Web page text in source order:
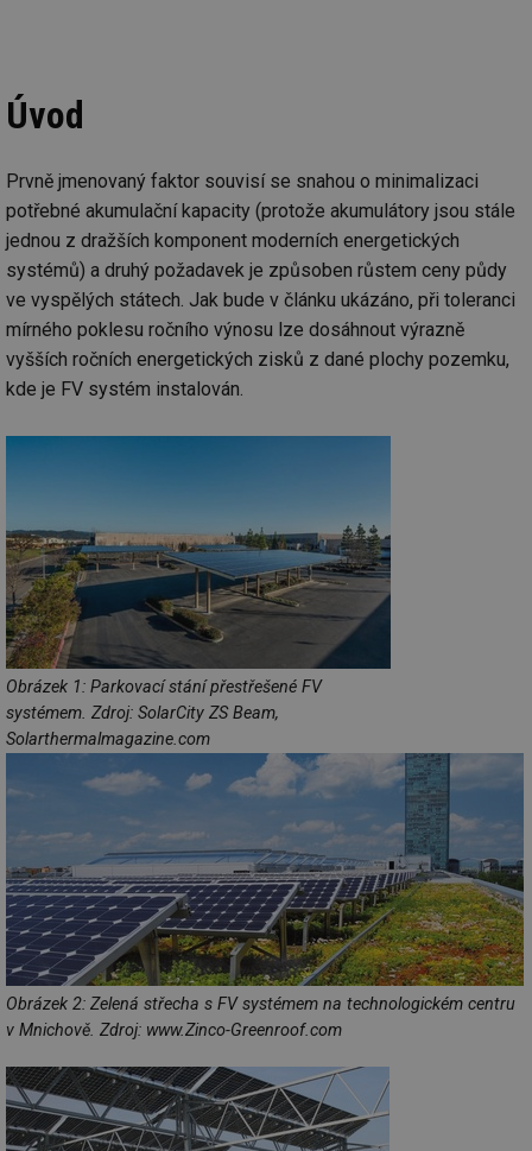
Úvod
Prvně jmenovaný faktor souvisí se snahou o minimalizaci
potřebné akumulační kapacity (protože akumulátory jsou stále
jednou z dražších komponent moderních energetických
systémů) a druhý požadavek je způsoben růstem ceny půdy
ve vyspělých státech. Jak bude v článku ukázáno, při toleranci
mírného poklesu ročního výnosu lze dosáhnout výrazně
vyšších ročních energetických zisků z dané plochy pozemku,
kde je FV systém instalován.
Obrázek 1: Parkovací stání přestřešené FV
systémem. Zdroj: SolarCity ZS Beam,
Solarthermalmagazine.com
Obrázek 2: Zelená střecha s FV systémem na technologickém centru
v Mnichově. Zdroj: www.Zinco-Greenroof.com